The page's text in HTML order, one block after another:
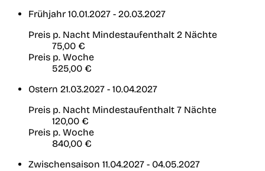
Frühjahr 10.01.2027 - 20.03.2027
Preis p. Nacht Mindestaufenthalt 2 Nächte
75,00 €
Preis p. Woche
525,00 €
Ostern 21.03.2027 - 10.04.2027
Preis p. Nacht Mindestaufenthalt 7 Nächte
120,00 €
Preis p. Woche
840,00 €
Zwischensaison 11.04.2027 - 04.05.2027